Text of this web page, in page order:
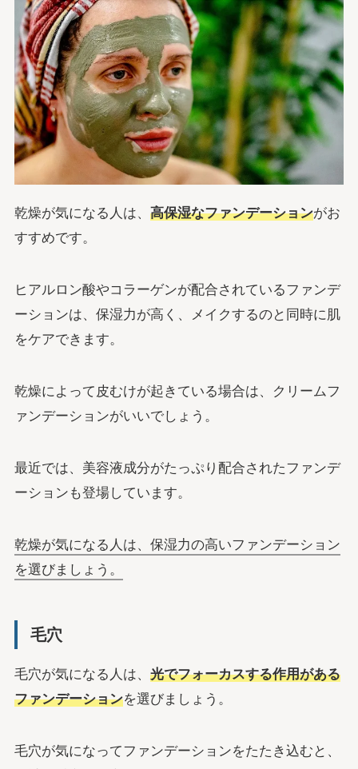
乾燥が気になる人は、 高保湿なファンデーションがお
すすめです。
ヒアルロン酸やコラーゲンが配合されているファンデ
ーションは、保湿力が高く、メイクするのと同時に肌
をケアできます。
乾燥によって皮むけが起きている場合は、クリームフ
ァンデーションがいいでしょう。
最近では、美容液成分がたっぷり配合されたファンデ
ーションも登場しています。
乾燥が気になる人は、保湿力の高いファンデーション
を選びましょう。
毛穴
毛穴が気になる人は、 光でフォーカスする作用がある
ファンデーションを選びましょう。
毛穴が気になってファンデーションをたたき込むと、